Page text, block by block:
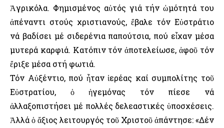
Ἀγρικόλα. Φημισμένος αὐτός γιά τήν ὠμότητά του
ἀπέναντι στούς χριστιανούς, ἔβαλε τόν Εὐστράτιο
νά βαδίσει μέ σιδερένια παπούτσια, πού εἶχαν μέσα
μυτερά καρφιά. Κατόπιν τόν ἀποτελείωσε, ἀφοῦ τόν
ἔριξε μέσα στή φωτιά.
Τόν Αὐξέντιο, πού ἦταν ἱερέας καί συμπολίτης τοῦ
Εὐστρατίου, ὁ ἡγεμόνας τόν πίεσε νά
ἀλλαξοπιστήσει μέ πολλές δελεαστικές ὑποσχέσεις.
Ἀλλά ὁ ἄξιος λειτουργός τοῦ Χριστοῦ ἀπάντησε: «Δέν